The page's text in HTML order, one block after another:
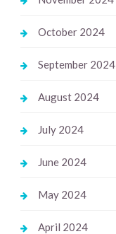
October 2024
September 2024
August 2024
July 2024
June 2024
May 2024
April 2024